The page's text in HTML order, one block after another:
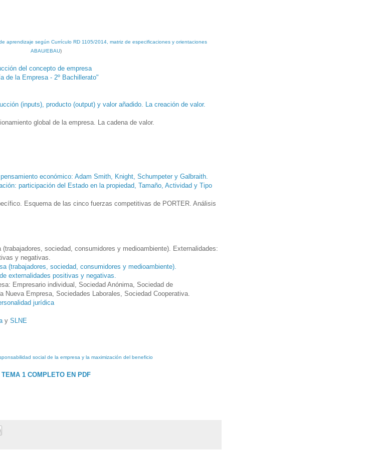
aprendizaje según Currículo RD 1105/2014, matriz de especificaciones y orientaciones
ABAU/EBAU)
del concepto de empresa
de la Empresa - 2º Bachillerato"
(inputs), producto (output) y valor añadido. La creación de valor.
global de la empresa. La cadena de valor.
económico: Adam Smith, Knight, Schumpeter y Galbraith.
participación del Estado en la propiedad, Tamaño, Actividad y Tipo
Esquema de las cinco fuerzas competitivas de PORTER. Análisis
sociedad, consumidores y medioambiente). Externalidades:
y negativas.
(trabajadores, sociedad, consumidores y medioambiente).
externalidades positivas y negativas.
Empresario individual, Sociedad Anónima, Sociedad de
Nueva Empresa, Sociedades Laborales, Sociedad Cooperativa.
jurídica
y SLNE
social de la empresa y la maximización del beneficio
TEMA 1 COMPLETO EN PDF